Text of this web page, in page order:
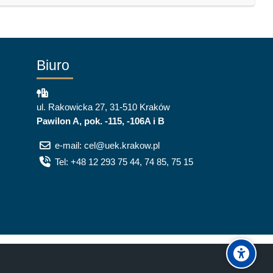
Biuro
ul. Rakowicka 27, 31-510 Kraków
Pawilon A, pok. -115, -106A i B
e-mail: cel@uek.krakow.pl
Tel: +48 12 293 75 44, 74 85, 75 15